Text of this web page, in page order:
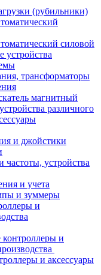
(рубильники)
силовой
устройства
трансформаторы
магнитный
различного
и джойстики
частоты, устройства
и учета
и зуммеры
и
и
и аксессуары